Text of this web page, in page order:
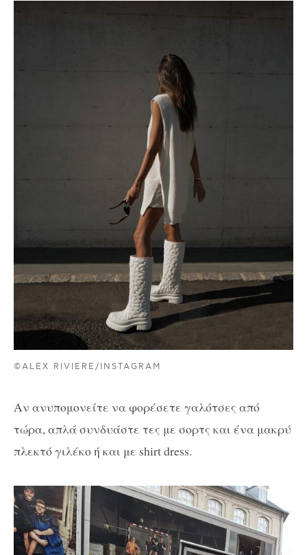
©ALEX RIVIERE/INSTAGRAM
Αν ανυπομονείτε να φορέσετε γαλότσες από
τώρα, απλά συνδυάστε τες με σορτς και ένα μακρύ
πλεκτό γιλέκο ή και με shirt dress.